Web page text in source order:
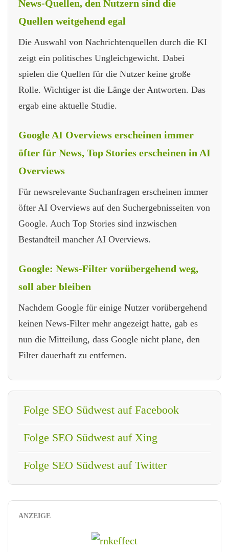
News-Quellen, den Nutzern sind die
Quellen weitgehend egal
Die Auswahl von Nachrichtenquellen durch die KI
zeigt ein politisches Ungleichgewicht. Dabei
spielen die Quellen für die Nutzer keine große
Rolle. Wichtiger ist die Länge der Antworten. Das
ergab eine aktuelle Studie.
Google AI Overviews erscheinen immer
öfter für News, Top Stories erscheinen in AI
Overviews
Für newsrelevante Suchanfragen erscheinen immer
öfter AI Overviews auf den Suchergebnisseiten von
Google. Auch Top Stories sind inzwischen
Bestandteil mancher AI Overviews.
Google: News-Filter vorübergehend weg,
soll aber bleiben
Nachdem Google für einige Nutzer vorübergehend
keinen News-Filter mehr angezeigt hatte, gab es
nun die Mitteilung, dass Google nicht plane, den
Filter dauerhaft zu entfernen.
Folge SEO Südwest auf Facebook
Folge SEO Südwest auf Xing
Folge SEO Südwest auf Twitter
ANZEIGE